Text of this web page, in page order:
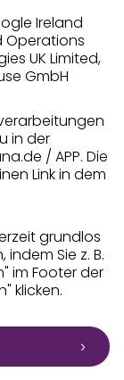
Ireland
Operations
UK Limited,
GmbH
in der
/ APP. Die
Link in dem
grundlos
Sie z. B.
im Footer der
klicken.